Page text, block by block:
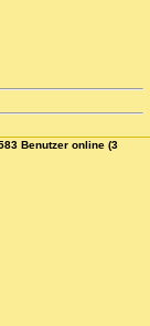
Benutzer online (3